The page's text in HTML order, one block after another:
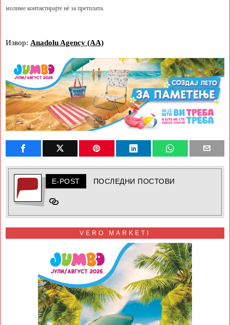
молиме контактирајте нè за претплата.
Извор: Anadolu Agency (AA)
E-POST ПОСЛЕДНИ ПОСТОВИ
VERO MARKETI